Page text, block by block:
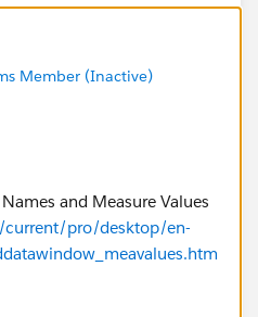
Member (Inactive)
and Measure Values
pro/desktop/en-